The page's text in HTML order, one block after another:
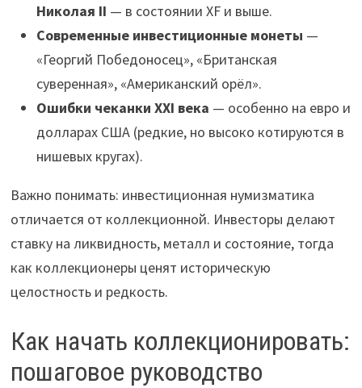
Николая II — в состоянии XF и выше.
Современные инвестиционные монеты —
«Георгий Победоносец», «Британская
суверенная», «Американский орёл».
Ошибки чеканки XXI века — особенно на евро и
долларах США (редкие, но высоко котируются в
нишевых кругах).
Важно понимать: инвестиционная нумизматика
отличается от коллекционной. Инвесторы делают
ставку на ликвидность, металл и состояние, тогда
как коллекционеры ценят историческую
целостность и редкость.
Как начать коллекционировать:
пошаговое руководство